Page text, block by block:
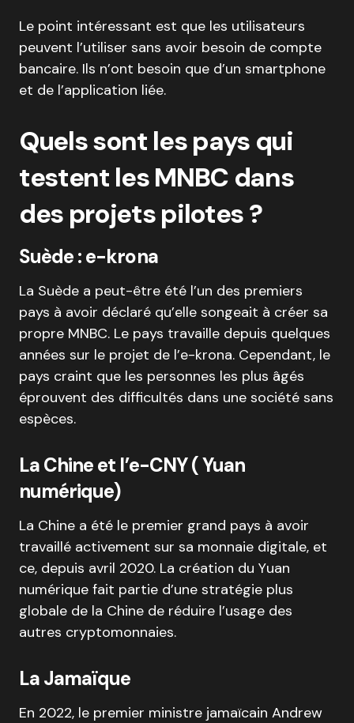
Le point intéressant est que les utilisateurs
peuvent l’utiliser sans avoir besoin de compte
bancaire. Ils n’ont besoin que d’un smartphone
et de l’application liée.
Quels sont les pays qui
testent les MNBC dans
des projets pilotes ?
Suède : e-krona
La Suède a peut-être été l’un des premiers
pays à avoir déclaré qu’elle songeait à créer sa
propre MNBC. Le pays travaille depuis quelques
années sur le projet de l’e-krona. Cependant, le
pays craint que les personnes les plus âgés
éprouvent des difficultés dans une société sans
espèces.
La Chine et l’e-CNY ( Yuan
numérique)
La Chine a été le premier grand pays à avoir
travaillé activement sur sa monnaie digitale, et
ce, depuis avril 2020. La création du Yuan
numérique fait partie d’une stratégie plus
globale de la Chine de réduire l’usage des
autres cryptomonnaies.
La Jamaïque
En 2022, le premier ministre jamaïcain Andrew